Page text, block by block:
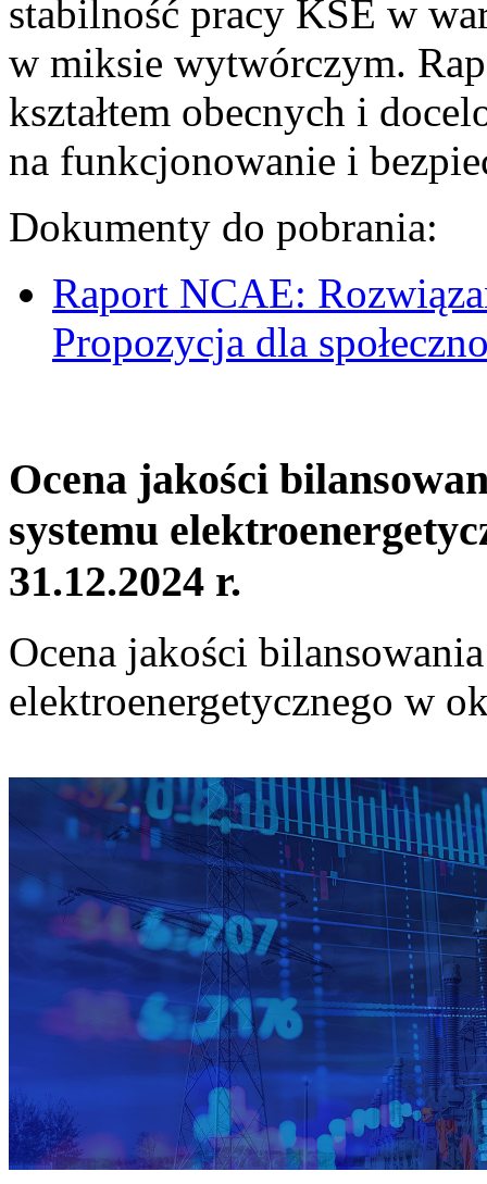
stabilność pracy KSE w
w miksie wytwórczym.
kształtem obecnych i
na funkcjonowanie i
Dokumenty do pobrania:
Raport NCAE:
Propozycja dla
Ocena jakości
systemu
31.12.2024 r.
Ocena jakości
elektroenergetycznego w